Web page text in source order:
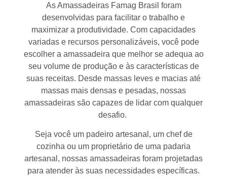
As Amassadeiras Famag Brasil foram
desenvolvidas para facilitar o trabalho e
maximizar a produtividade. Com capacidades
variadas e recursos personalizáveis, você pode
escolher a amassadeira que melhor se adequa ao
seu volume de produção e às características de
suas receitas. Desde massas leves e macias até
massas mais densas e pesadas, nossas
amassadeiras são capazes de lidar com qualquer
desafio.
Seja você um padeiro artesanal, um chef de
cozinha ou um proprietário de uma padaria
artesanal, nossas amassadeiras foram projetadas
para atender às suas necessidades específicas.